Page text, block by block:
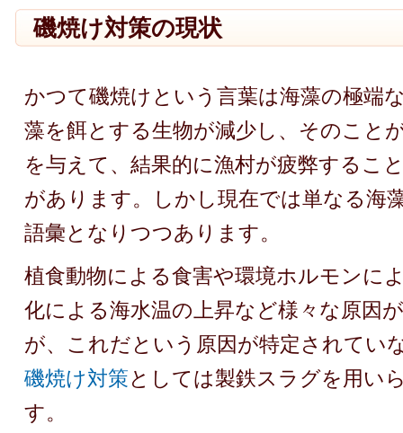
磯焼け対策の現状
かつて磯焼けという言葉は海藻の極端
藻を餌とする生物が減少し、そのこと
を与えて、結果的に漁村が疲弊するこ
があります。しかし現在では単なる海
語彙となりつつあります。
植食動物による食害や環境ホルモンに
化による海水温の上昇など様々な原因
が、これだという原因が特定されてい
磯焼け対策としては製鉄スラグを用い
す。